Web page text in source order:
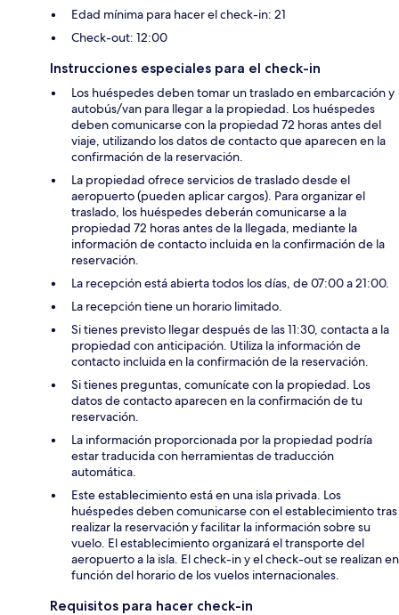
Edad mínima para hacer el check-in: 21
Check-out: 12:00
Instrucciones especiales para el check-in
Los huéspedes deben tomar un traslado en embarcación y
autobús/van para llegar a la propiedad. Los huéspedes
deben comunicarse con la propiedad 72 horas antes del
viaje, utilizando los datos de contacto que aparecen en la
confirmación de la reservación.
La propiedad ofrece servicios de traslado desde el
aeropuerto (pueden aplicar cargos). Para organizar el
traslado, los huéspedes deberán comunicarse a la
propiedad 72 horas antes de la llegada, mediante la
información de contacto incluida en la confirmación de la
reservación.
La recepción está abierta todos los días, de 07:00 a 21:00.
La recepción tiene un horario limitado.
Si tienes previsto llegar después de las 11:30, contacta a la
propiedad con anticipación. Utiliza la información de
contacto incluida en la confirmación de la reservación.
Si tienes preguntas, comunícate con la propiedad. Los
datos de contacto aparecen en la confirmación de tu
reservación.
La información proporcionada por la propiedad podría
estar traducida con herramientas de traducción
automática.
Este establecimiento está en una isla privada. Los
huéspedes deben comunicarse con el establecimiento tras
realizar la reservación y facilitar la información sobre su
vuelo. El establecimiento organizará el transporte del
aeropuerto a la isla. El check-in y el check-out se realizan en
función del horario de los vuelos internacionales.
Requisitos para hacer check-in